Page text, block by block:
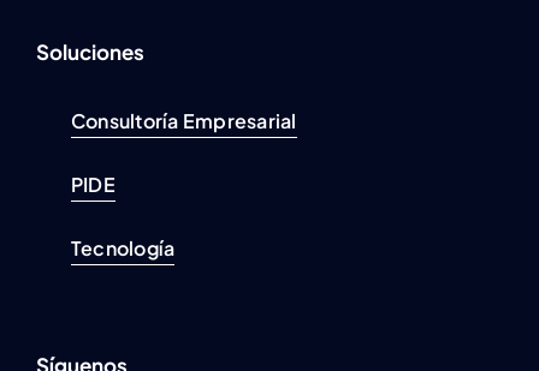
Soluciones
Consultoría Empresarial
PIDE
Tecnología
Síguenos